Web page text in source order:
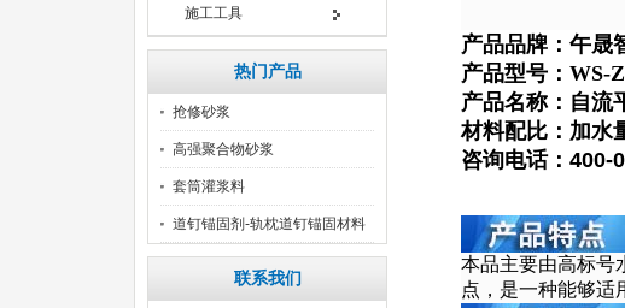
施工工具
热门产品
抢修砂浆
高强聚合物砂浆
套筒灌浆料
道钉锚固剂-轨枕道钉锚固材料
联系我们
产品品牌：午晟
产品型号：WS-
产品名称：自流
材料配比：加水
咨询电话：400-
本品主要由高标号
点，是一种能够适